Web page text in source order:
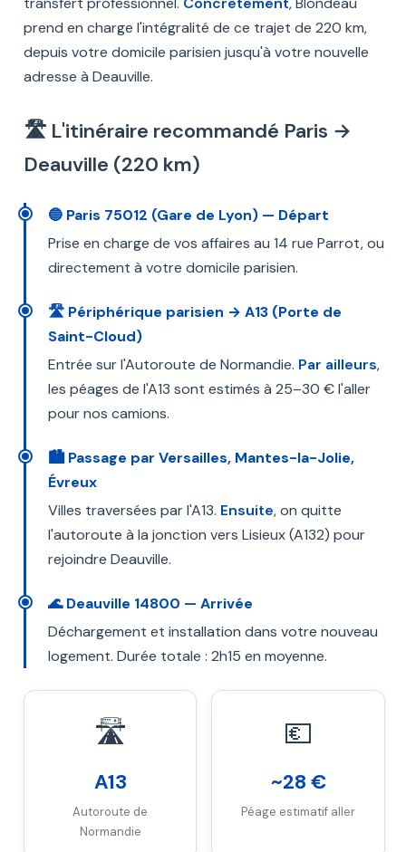
prend en charge l'intégralité de ce trajet de 220 km,
depuis votre domicile parisien jusqu'à votre nouvelle
adresse à Deauville.
🛣️ L'itinéraire recommandé Paris →
Deauville (220 km)
🔵 Paris 75012 (Gare de Lyon) — Départ
Prise en charge de vos affaires au 14 rue Parrot, ou
directement à votre domicile parisien.
🛣️ Périphérique parisien → A13 (Porte de
Saint-Cloud)
Entrée sur l'Autoroute de Normandie. Par ailleurs,
les péages de l'A13 sont estimés à 25–30 € l'aller
pour nos camions.
🏙️ Passage par Versailles, Mantes-la-Jolie,
Évreux
Villes traversées par l'A13. Ensuite, on quitte
l'autoroute à la jonction vers Lisieux (A132) pour
rejoindre Deauville.
🌊 Deauville 14800 — Arrivée
Déchargement et installation dans votre nouveau
logement. Durée totale : 2h15 en moyenne.
🛣️
A13
Autoroute de
Normandie
💶
~28 €
Péage estimatif aller